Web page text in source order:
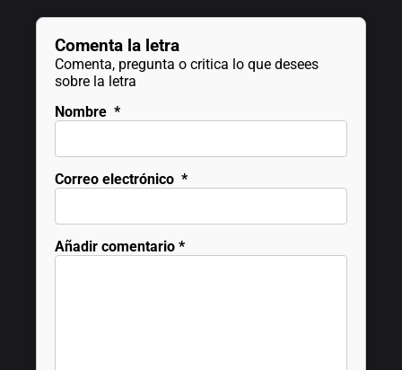
Comenta la letra
Comenta, pregunta o critica lo que desees
sobre la letra
Nombre *
Correo electrónico *
Añadir comentario *